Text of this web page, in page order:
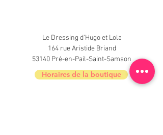
Le Dressing d'Hugo et Lola
164 rue Aristide Briand
53140 Pré-en-Pail-Saint-Samson
Horaires de la boutique